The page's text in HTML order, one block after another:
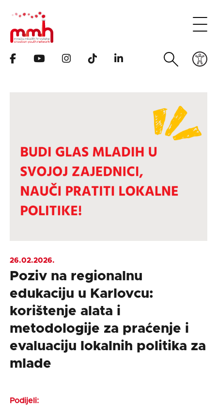
26.02.2026.
Poziv na regionalnu
edukaciju u Karlovcu:
korištenje alata i
metodologije za praćenje i
evaluaciju lokalnih politika za
mlade
Podijeli: